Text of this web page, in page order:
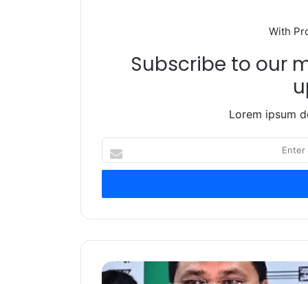
With
Subscribe to our
Lorem ipsum
your
address